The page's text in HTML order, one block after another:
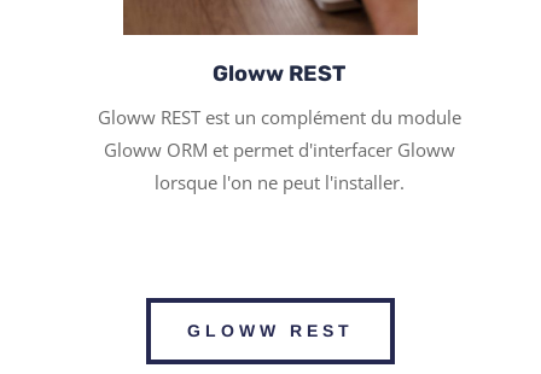
Gloww REST
Gloww REST est un complément du module
Gloww ORM et permet d'interfacer Gloww
lorsque l'on ne peut l'installer.
GLOWW REST